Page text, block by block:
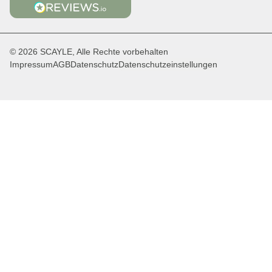
© 2026 SCAYLE, Alle Rechte vorbehalten
ImpressumAGBDatenschutzDatenschutzeinstellungen